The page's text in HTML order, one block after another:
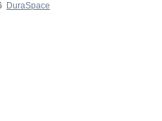
DuraSpace